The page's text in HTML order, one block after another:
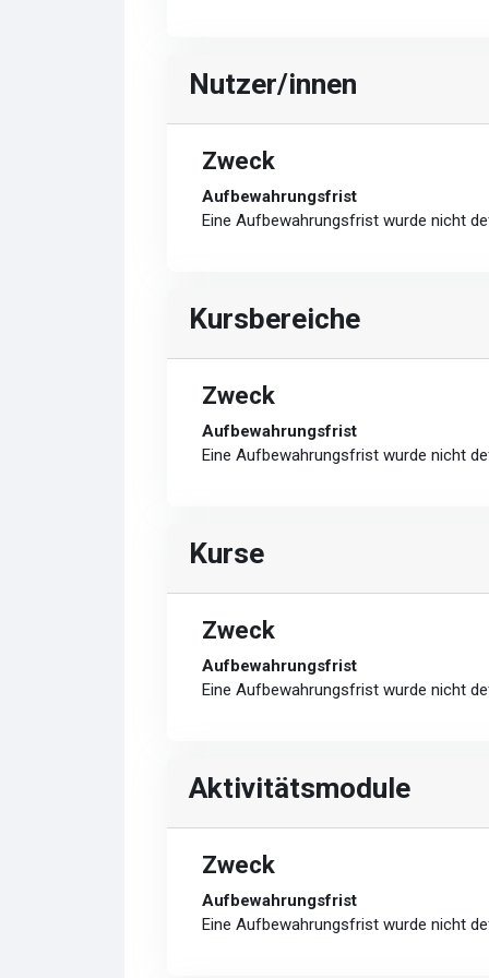
Nutzer/innen
Zweck
Aufbewahrungsfrist
Eine Aufbewahrungsfrist wurde nicht
Kursbereiche
Zweck
Aufbewahrungsfrist
Eine Aufbewahrungsfrist wurde nicht
Kurse
Zweck
Aufbewahrungsfrist
Eine Aufbewahrungsfrist wurde nicht
Aktivitätsmodule
Zweck
Aufbewahrungsfrist
Eine Aufbewahrungsfrist wurde nicht